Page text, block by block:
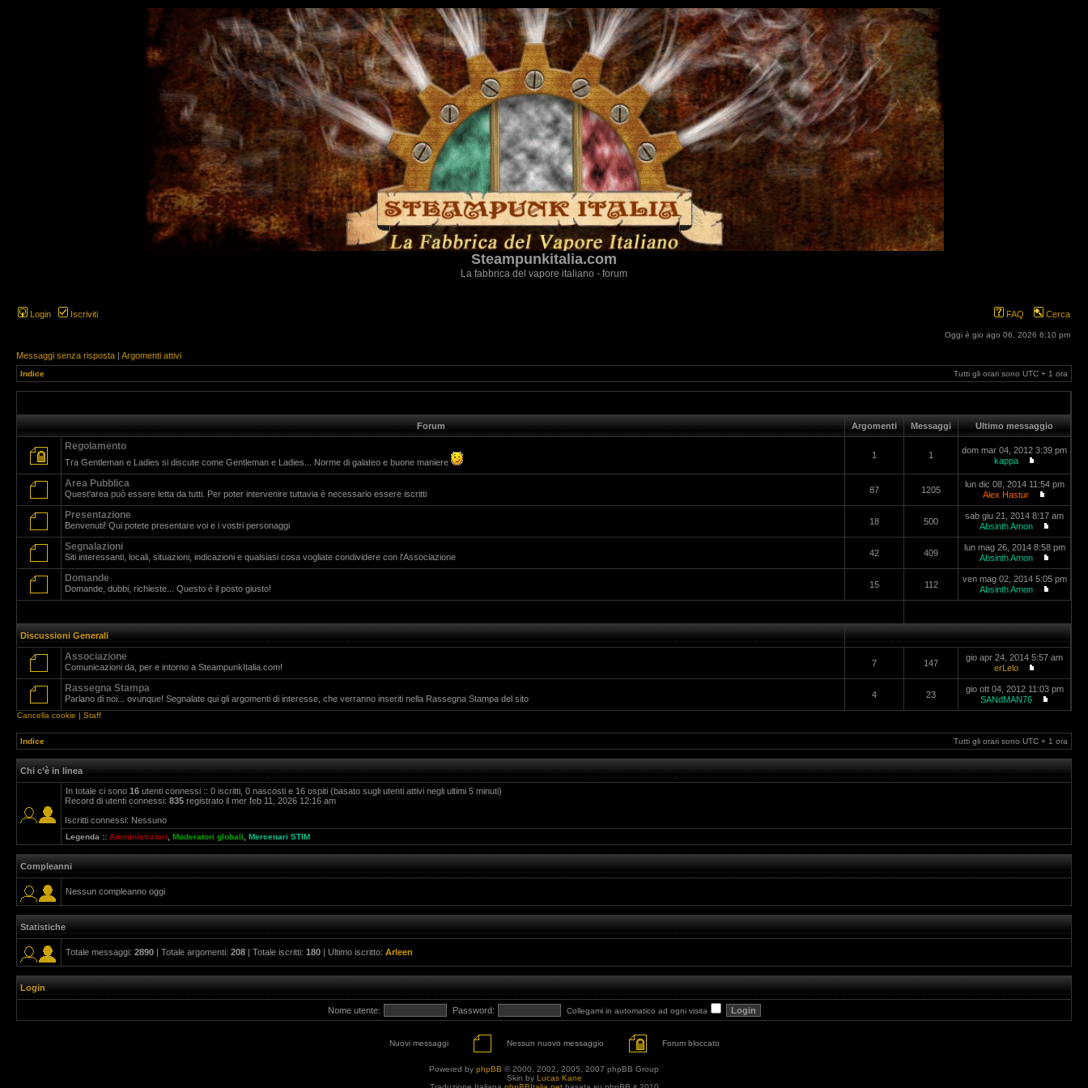
Steampunkitalia.com
La fabbrica del vapore italiano - forum
Login Iscriviti FAQ Cerca
Oggi è gio ago 06, 2026 6:10 pm
Messaggi senza risposta | Argomenti attivi
Indice Tutti gli orari sono UTC + 1 ora
Forum Argomenti Messaggi Ultimo messaggio
Regolamento
Tra Gentleman e Ladies si discute come Gentleman e Ladies... Norme di galateo e buone maniere
1 1
dom mar 04, 2012 3:39 pm
kappa
Area Pubblica
Quest'area può essere letta da tutti. Per poter intervenire tuttavia è necessario essere iscritti 87 1205
lun dic 08, 2014 11:54 pm
Alex Hastur
Presentazione
Benvenuti! Qui potete presentare voi e i vostri personaggi 18 500
sab giu 21, 2014 8:17 am
Absinth Amon
Segnalazioni
Siti interessanti, locali, situazioni, indicazioni e qualsiasi cosa vogliate condividere con l'Associazione 42 409
lun mag 26, 2014 8:58 pm
Absinth Amon
Domande
Domande, dubbi, richieste... Questo è il posto giusto! 15 112
ven mag 02, 2014 5:05 pm
Absinth Amon
Discussioni Generali
Associazione
Comunicazioni da, per e intorno a SteampunkItalia.com! 7 147
gio apr 24, 2014 5:57 am
erLelo
Rassegna Stampa
Parlano di noi... ovunque! Segnalate qui gli argomenti di interesse, che verranno inseriti nella Rassegna Stampa del sito 4 23
gio ott 04, 2012 11:03 pm
SANdMAN76
Cancella cookie | Staff
Indice Tutti gli orari sono UTC + 1 ora
Chi c’è in linea
In totale ci sono 16 utenti connessi :: 0 iscritti, 0 nascosti e 16 ospiti (basato sugli utenti attivi negli ultimi 5 minuti)
Record di utenti connessi: 835 registrato il mer feb 11, 2026 12:16 am
Iscritti connessi: Nessuno
Legenda :: Amministratori Moderatori globali Mercenari STIM
Compleanni
Nessun compleanno oggi
Statistiche
Totale messaggi: 2890 | Totale argomenti: 208 | Totale iscritti: 180 | Ultimo iscritto: Arleen
Login
Nome utente: Password: Collegami in automatico ad ogni visita
Nuovi messaggi Nessun nuovo messaggio Forum bloccato
Powered by phpBB © 2000, 2002, 2005, 2007 phpBB Group
Skin by Lucas Kane